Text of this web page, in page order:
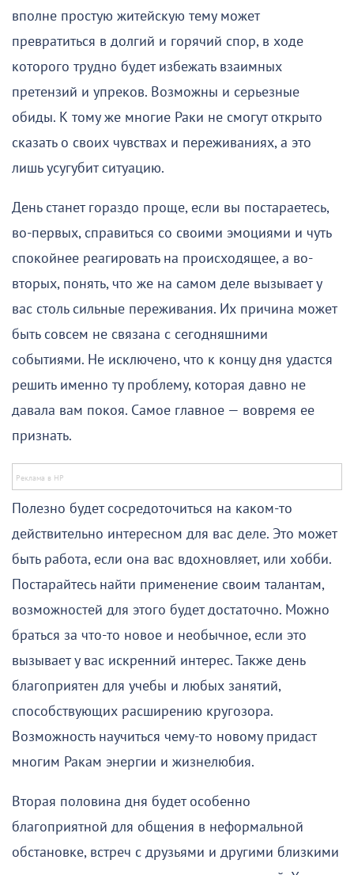
вполне простую житейскую тему может
превратиться в долгий и горячий спор, в ходе
которого трудно будет избежать взаимных
претензий и упреков. Возможны и серьезные
обиды. К тому же многие Раки не смогут открыто
сказать о своих чувствах и переживаниях, а это
лишь усугубит ситуацию.
День станет гораздо проще, если вы постараетесь,
во-первых, справиться со своими эмоциями и чуть
спокойнее реагировать на происходящее, а во-
вторых, понять, что же на самом деле вызывает у
вас столь сильные переживания. Их причина может
быть совсем не связана с сегодняшними
событиями. Не исключено, что к концу дня удастся
решить именно ту проблему, которая давно не
давала вам покоя. Самое главное — вовремя ее
признать.
Полезно будет сосредоточиться на каком-то
действительно интересном для вас деле. Это может
быть работа, если она вас вдохновляет, или хобби.
Постарайтесь найти применение своим талантам,
возможностей для этого будет достаточно. Можно
браться за что-то новое и необычное, если это
вызывает у вас искренний интерес. Также день
благоприятен для учебы и любых занятий,
способствующих расширению кругозора.
Возможность научиться чему-то новому придаст
многим Ракам энергии и жизнелюбия.
Вторая половина дня будет особенно
благоприятной для общения в неформальной
обстановке, встреч с друзьями и другими близкими